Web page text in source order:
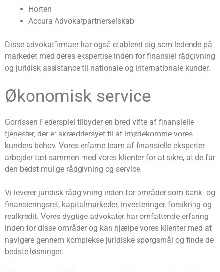
Horten
Accura Advokatpartnerselskab
Disse advokatfirmaer har også etableret sig som ledende på
markedet med deres ekspertise inden for finansiel rådgivning
og juridisk assistance til nationale og internationale kunder.
Økonomisk service
Gorrissen Federspiel tilbyder en bred vifte af finansielle
tjenester, der er skræddersyet til at imødekomme vores
kunders behov. Vores erfarne team af finansielle eksperter
arbejder tæt sammen med vores klienter for at sikre, at de får
den bedst mulige rådgivning og service.
Vi leverer juridisk rådgivning inden for områder som bank- og
finansieringsret, kapitalmarkeder, investeringer, forsikring og
realkredit. Vores dygtige advokater har omfattende erfaring
inden for disse områder og kan hjælpe vores klienter med at
navigere gennem komplekse juridiske spørgsmål og finde de
bedste løsninger.